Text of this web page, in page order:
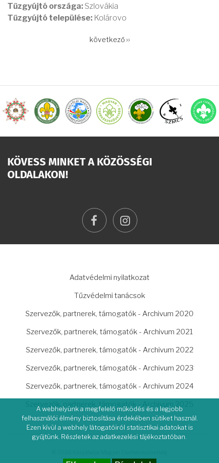
Tűzgyújtó országa: Szlovákia
Tűzgyújtó települése: Kolárovo
Következő
következő ››
KÖVESS MINKET A KÖZÖSSÉGI
OLDALAKON!
facebookinstagram
Adatvédelmi nyilatkozat
Tűzvédelmi tanácsok
Szervezők, partnerek, támogatók - Archivum 2020
Szervezők, partnerek, támogatók - Archivum 2021
Szervezők, partnerek, támogatók - Archivum 2022
Szervezők, partnerek, támogatók - Archivum 2023
Szervezők, partnerek, támogatók - Archivum 2024
Szervezők, partnerek, támogatók - Archivum 2025
A webhelyünk a megfelelő működés és a legjobb
felhasználói élmény biztosítása érdekében sütiket használ.
Ezen kívül a webhely látogatóiról statisztikai adatokat is
gyűjtünk. Részletek az adatkezelési tájékoztatóban.